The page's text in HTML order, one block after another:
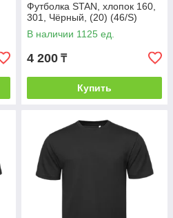
Футболка STAN, хлопок 160,
301, Чёрный, (20) (46/S)
В наличии 1125 ед.
4 200 ₸
Купить